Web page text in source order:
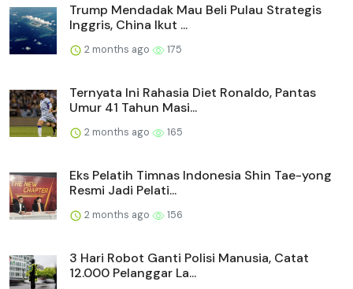
Trump Mendadak Mau Beli Pulau Strategis
Inggris, China Ikut ...
2 months ago 175
Ternyata Ini Rahasia Diet Ronaldo, Pantas
Umur 41 Tahun Masi...
2 months ago 165
Eks Pelatih Timnas Indonesia Shin Tae-yong
Resmi Jadi Pelati...
2 months ago 156
3 Hari Robot Ganti Polisi Manusia, Catat
12.000 Pelanggar La...